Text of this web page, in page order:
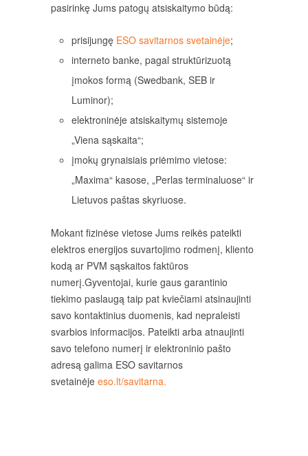
pasirinkę Jums patogų atsiskaitymo būdą:
prisijungę ESO savitarnos svetainėje;
interneto banke, pagal struktūrizuotą
įmokos formą (Swedbank, SEB ir
Luminor);
elektroninėje atsiskaitymų sistemoje
„Viena sąskaita“;
įmokų grynaisiais priėmimo vietose:
„Maxima“ kasose, „Perlas terminaluose“ ir
Lietuvos paštas skyriuose.
Mokant fizinėse vietose Jums reikės pateikti
elektros energijos suvartojimo rodmenį, kliento
kodą ar PVM sąskaitos faktūros
numerį.Gyventojai, kurie gaus garantinio
tiekimo paslaugą taip pat kviečiami atsinaujinti
savo kontaktinius duomenis, kad nepraleisti
svarbios informacijos. Pateikti arba atnaujinti
savo telefono numerį ir elektroninio pašto
adresą galima ESO savitarnos
svetainėje eso.lt/savitarna.